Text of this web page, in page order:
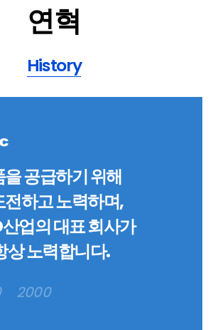
연혁
History
공급하기 위해
하고 노력하며,
업의 대표 회사가
상 노력합니다.
2000